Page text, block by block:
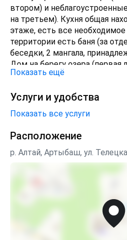
втором) и
на третьем). Кухня общая
этаже, есть все необходимое
территории есть баня (за
беседки, 2 мангала,
Дом на берегу озера (первая
на катерах, лошадках, рафтах,
художников в шаговой
"Замок" ждет своих гостей
Показать ещё
Услуги и удобства
Показать все услуги
Расположение
р. Алтай, Артыбаш, ул.